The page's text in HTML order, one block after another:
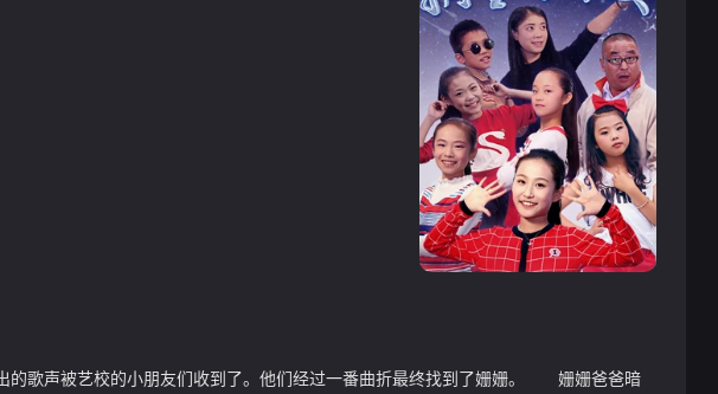
的歌声被艺校的小朋友们收到了。他们经过一番曲折最终找到了姗姗。 姗姗爸爸暗